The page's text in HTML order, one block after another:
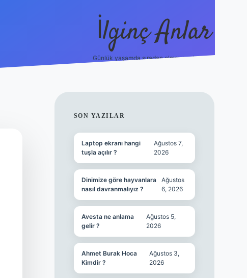
İlginç Anlar
Günlük yaşamda sıradan olmayan detaylar.
SIDEBAR
SON YAZILAR
Laptop ekranı hangi
tuşla açılır ?
Ağustos 7,
2026
Dinimize göre hayvanlara
nasıl davranmalıyız ?
Ağustos
6, 2026
Avesta ne anlama
gelir ?
Ağustos 5,
2026
Ahmet Burak Hoca
Kimdir ?
Ağustos 3,
2026